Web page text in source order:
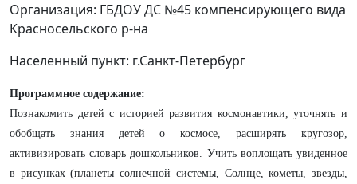
Организация: ГБДОУ ДС №45 компенсирующего вида
Красносельского р-на
Населенный пункт: г.Санкт-Петербург
Программное содержание:
Познакомить детей с историей развития космонавтики, уточнять и
обобщать знания детей о космосе, расширять кругозор,
активизировать словарь дошкольников. Учить воплощать увиденное
в рисунках (планеты солнечной системы, Солнце, кометы, звезды,